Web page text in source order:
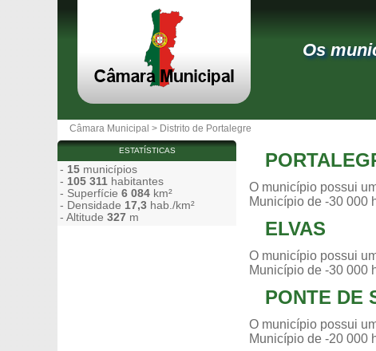
Os
Câmara Municipal > Distrito de Portalegre
O município possui
Município de -30 000
ELVAS
O município possui
Município de -30 000
PONTE DE
O município possui
Município de -20 000
ESTATÍSTICAS
- 15 municípios
- 105 311 habitantes
- Superfície 6 084 km²
- Densidade 17,3 hab./km²
- Altitude 327 m